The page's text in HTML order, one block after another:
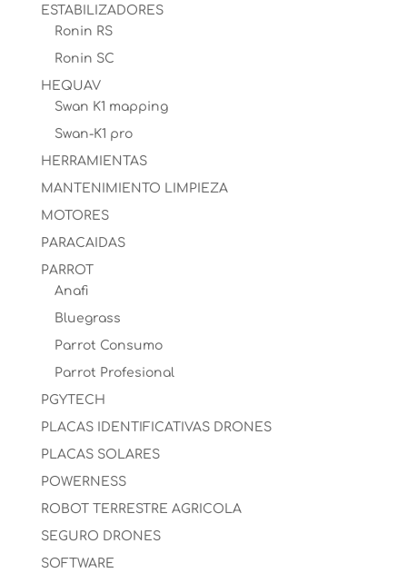
ESTABILIZADORES
Ronin RS
Ronin SC
HEQUAV
Swan K1 mapping
Swan-K1 pro
HERRAMIENTAS
MANTENIMIENTO LIMPIEZA
MOTORES
PARACAIDAS
PARROT
Anafi
Bluegrass
Parrot Consumo
Parrot Profesional
PGYTECH
PLACAS IDENTIFICATIVAS DRONES
PLACAS SOLARES
POWERNESS
ROBOT TERRESTRE AGRICOLA
SEGURO DRONES
SOFTWARE